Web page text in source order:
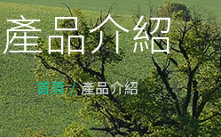
產品介紹
首頁 產品介紹